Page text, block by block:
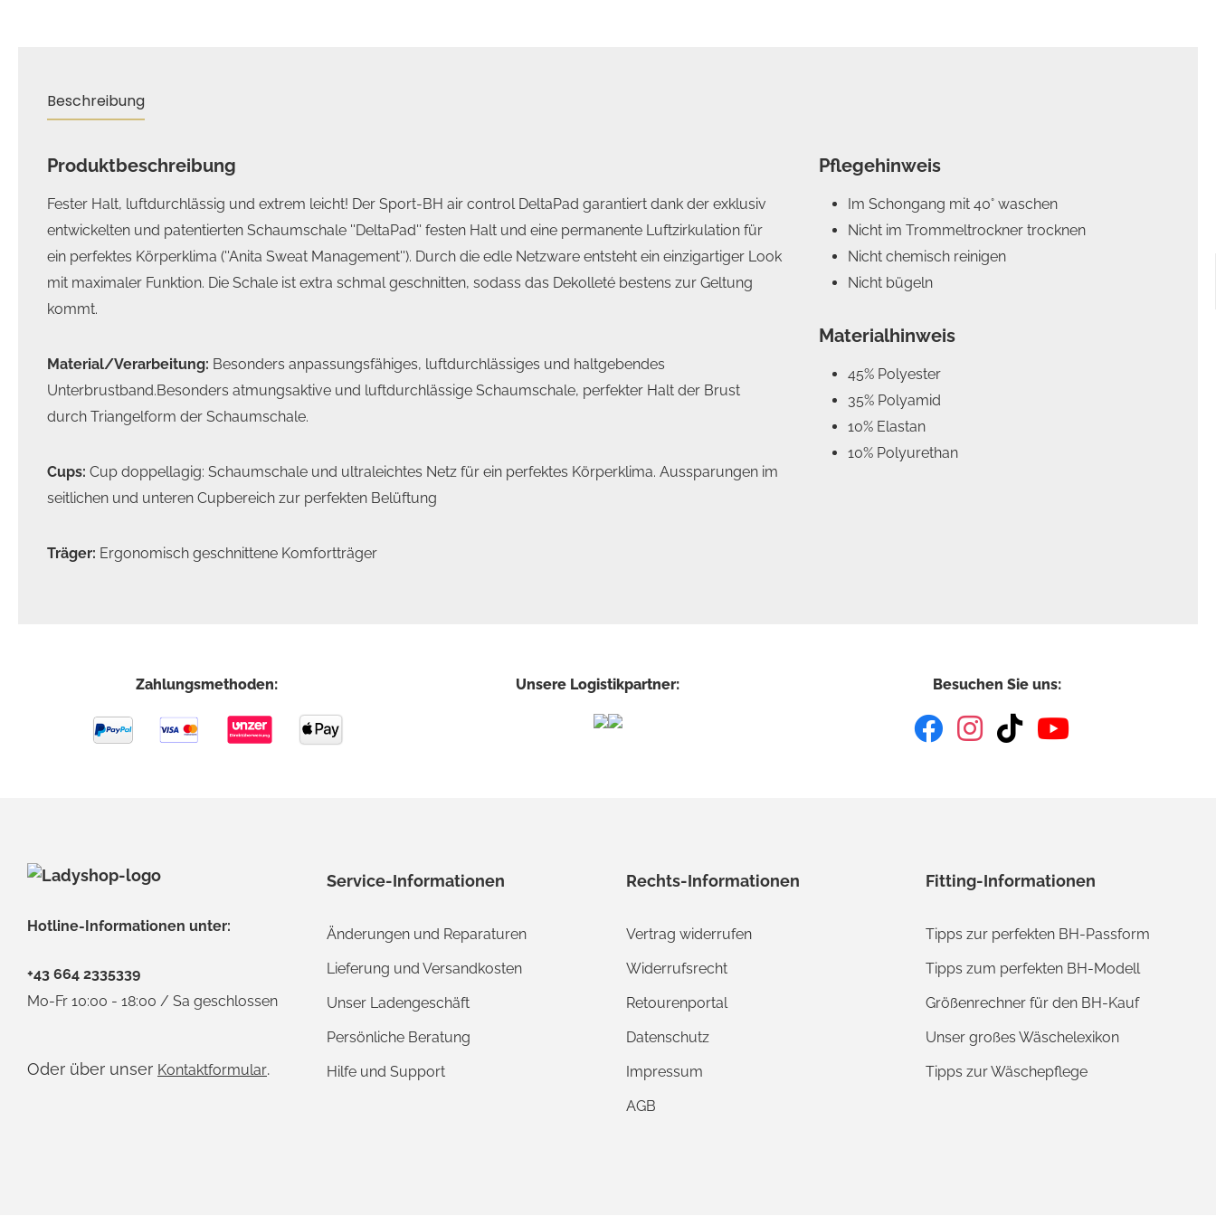
Beschreibung
Produktbeschreibung
Fester Halt, luftdurchlässig und extrem leicht! Der Sport-BH air control DeltaPad garantiert dank der exklusiv
entwickelten und patentierten Schaumschale ''DeltaPad'' festen Halt und eine permanente Luftzirkulation für
ein perfektes Körperklima (''Anita Sweat Management''). Durch die edle Netzware entsteht ein einzigartiger Look
mit maximaler Funktion. Die Schale ist extra schmal geschnitten, sodass das Dekolleté bestens zur Geltung
kommt.
Material/Verarbeitung: Besonders anpassungsfähiges, luftdurchlässiges und haltgebendes
Unterbrustband.Besonders atmungsaktive und luftdurchlässige Schaumschale, perfekter Halt der Brust
durch Triangelform der Schaumschale.
Cups: Cup doppellagig: Schaumschale und ultraleichtes Netz für ein perfektes Körperklima. Aussparungen im
seitlichen und unteren Cupbereich zur perfekten Belüftung
Träger: Ergonomisch geschnittene Komfortträger
Pflegehinweis
Im Schongang mit 40° waschen
Nicht im Trommeltrockner trocknen
Nicht chemisch reinigen
Nicht bügeln
Materialhinweis
45% Polyester
35% Polyamid
10% Elastan
10% Polyurethan
Zahlungsmethoden: Unsere Logistikpartner: Besuchen Sie uns:
Hotline-Informationen unter:
+43 664 2335339
Mo-Fr 10:00 - 18:00 / Sa geschlossen
Oder über unser Kontaktformular.
Service-Informationen
Änderungen und Reparaturen
Lieferung und Versandkosten
Unser Ladengeschäft
Persönliche Beratung
Hilfe und Support
Rechts-Informationen
Vertrag widerrufen
Widerrufsrecht
Retourenportal
Datenschutz
Impressum
AGB
Fitting-Informationen
Tipps zur perfekten BH-Passform
Tipps zum perfekten BH-Modell
Größenrechner für den BH-Kauf
Unser großes Wäschelexikon
Tipps zur Wäschepflege